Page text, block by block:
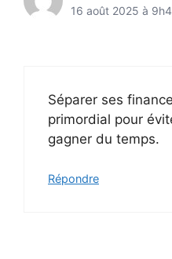
16 août 2025 à
Séparer ses
primordial pour
gagner du temps.
Répondre